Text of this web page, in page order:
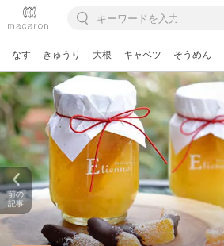
なす きゅうり 大根 キャベツ そうめん
前の
記事